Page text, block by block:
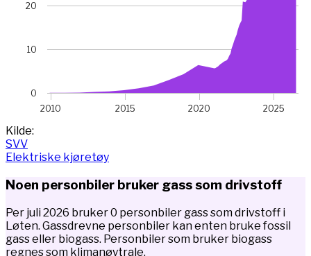
2010 2015 2020 2025
0
10
20
End of interactive chart.
Kilde:
SVV
Elektriske kjøretøy
Noen personbiler bruker gass som drivstoff
Per juli 2026 bruker 0 personbiler gass som drivstoff i
Løten. Gassdrevne personbiler kan enten bruke fossil
gass eller biogass. Personbiler som bruker biogass
regnes som klimanøytrale.